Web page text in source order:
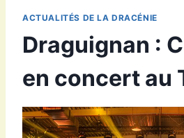
ACTUALITÉS DE LA DRACÉNIE
Draguignan :
en concert au